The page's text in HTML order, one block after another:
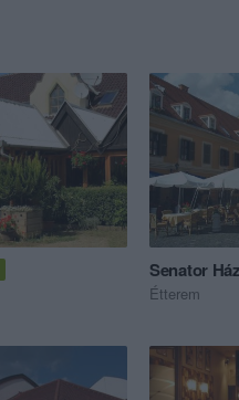
Senator Ház
Étterem